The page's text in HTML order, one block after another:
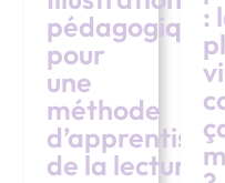
pédagogiques
pour
une
méthode
de la lecture
: